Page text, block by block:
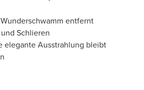
entfernt
Schlieren
elegante Ausstrahlung bleibt